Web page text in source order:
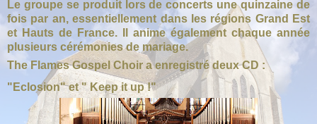
Le groupe se produit lors de concerts une quinzaine de
fois par an, essentiellement dans les régions Grand Est
et Hauts de France. Il anime également chaque année
plusieurs cérémonies de mariage.
The Flames Gospel Choir a enregistré deux CD :
"Eclosion" et " Keep it up !"